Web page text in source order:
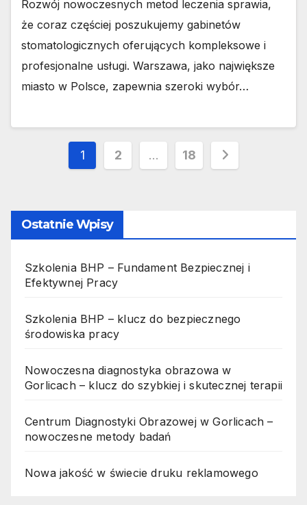
Rozwój nowoczesnych metod leczenia sprawia,
że coraz częściej poszukujemy gabinetów
stomatologicznych oferujących kompleksowe i
profesjonalne usługi. Warszawa, jako największe
miasto w Polsce, zapewnia szeroki wybór…
Stronicowanie
1 2 … 18
Ostatnie Wpisy
Szkolenia BHP – Fundament Bezpiecznej i
Efektywnej Pracy
Szkolenia BHP – klucz do bezpiecznego
środowiska pracy
Nowoczesna diagnostyka obrazowa w
Gorlicach – klucz do szybkiej i skutecznej terapii
Centrum Diagnostyki Obrazowej w Gorlicach –
nowoczesne metody badań
Nowa jakość w świecie druku reklamowego